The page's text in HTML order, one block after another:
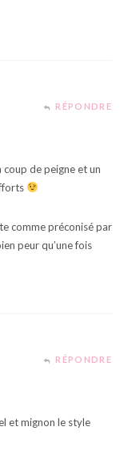
RÉPONDRE
de peigne et un
comme préconisé par
peur qu’une fois
RÉPONDRE
et mignon le style